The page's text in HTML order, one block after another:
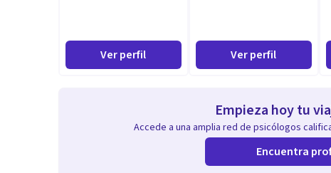
Ver perfil Ver perfil
Empieza hoy tu
Accede a una amplia red de psicólogos
Encuentra